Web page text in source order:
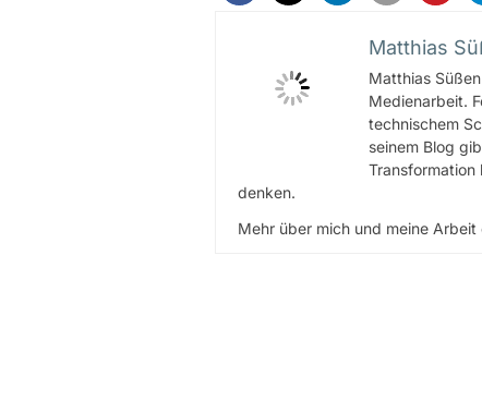
Matthias
Matthias
Medienarbeit.
technischem
seinem Blog
Transformation
denken.
Mehr über mich und meine